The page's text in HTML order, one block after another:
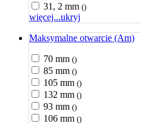
31, 2 mm ()
więcej...ukryj
Maksymalne otwarcie (Am)
70 mm ()
85 mm ()
105 mm ()
132 mm ()
93 mm ()
106 mm ()